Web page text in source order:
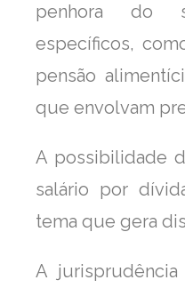
penhora do
específicos,
pensão
que envolvam
A possibilidade
salário por
tema que gera
A